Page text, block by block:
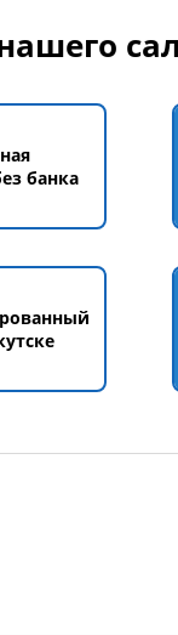
банка